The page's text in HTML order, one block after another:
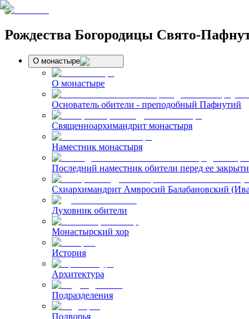
Рождества Богородицы Свято-
О монастыре
О монастыре
Основатель обители - преподобный Пафнутий
Священноархимандрит монастыря
Наместник монастыря
Последний наместник обители перед ее
Схиархимандрит Амвросий Балабановский
Духовник обители
Монастырский хор
История
Архитектура
Подразделения
Подворья